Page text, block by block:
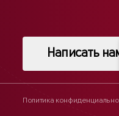
Написать
Политика